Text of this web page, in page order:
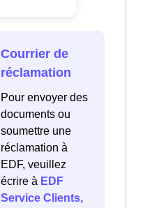
Courrier de
réclamation
Pour envoyer des
documents ou
soumettre une
réclamation à
EDF, veuillez
écrire à EDF
Service Clients,